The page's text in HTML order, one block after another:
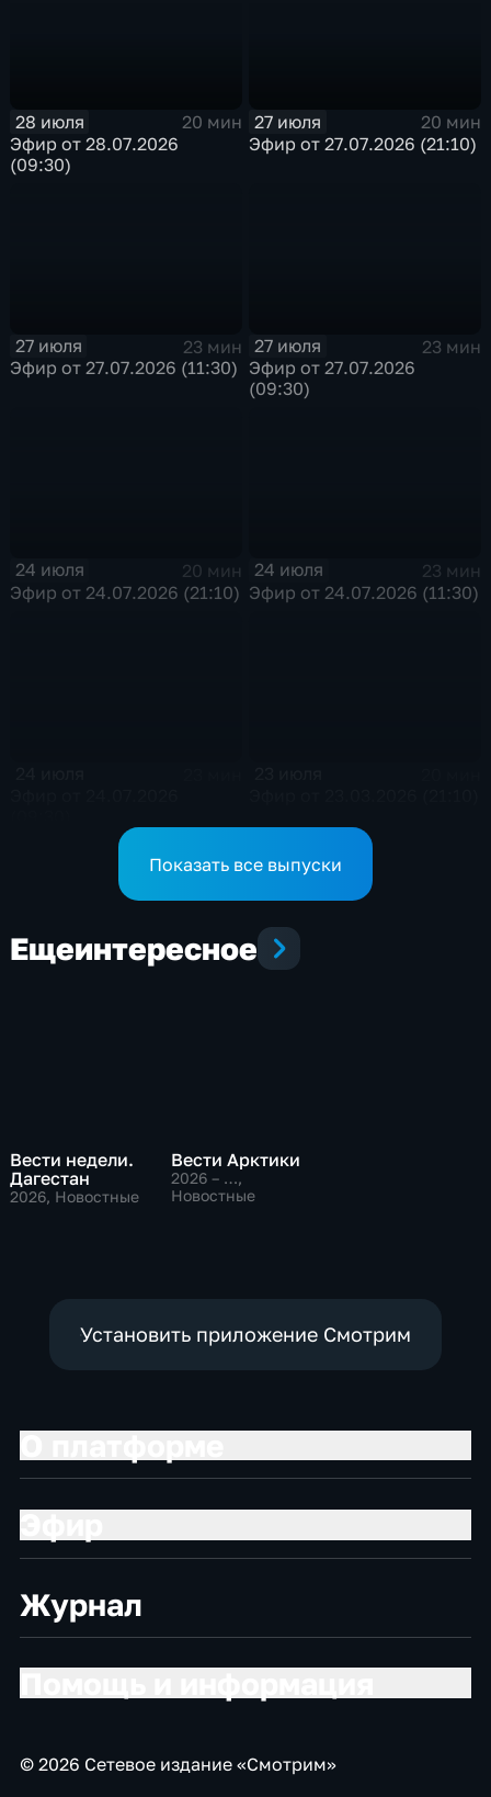
28 июля
20 мин
Эфир от 28.07.2026
(09:30)
27 июля
20 мин
Эфир от 27.07.2026 (21:10)
27 июля
23 мин
Эфир от 27.07.2026 (11:30)
27 июля
23 мин
Эфир от 27.07.2026
(09:30)
24 июля
20 мин
Эфир от 24.07.2026 (21:10)
24 июля
23 мин
Эфир от 24.07.2026 (11:30)
Показать все выпуски
Ещеинтересное
Вести недели.
Дагестан
2026, Новостные
Вести Арктики
2026 – …,
Новостные
Установить приложение Смотрим
Журнал
© 2026 Сетевое издание «Смотрим»